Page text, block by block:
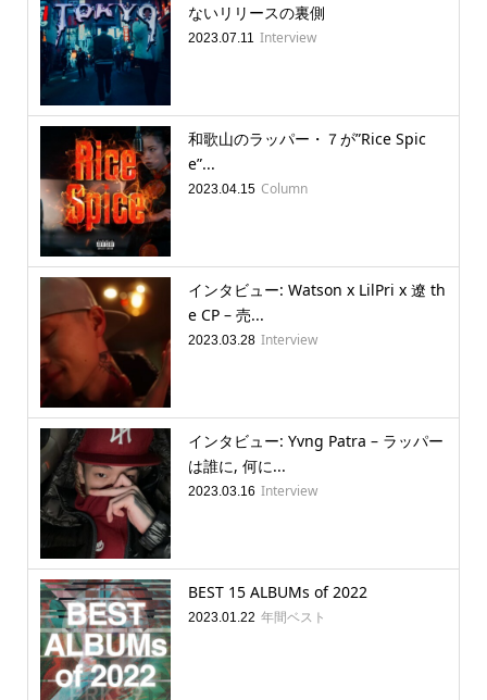
ないリリースの裏側
2023.07.11 Interview
和歌山のラッパー・７が”Rice Spic
e”...
2023.04.15 Column
インタビュー: Watson x LilPri x 遼 th
e CP – 売...
2023.03.28 Interview
インタビュー: Yvng Patra – ラッパー
は誰に, 何に...
2023.03.16 Interview
BEST 15 ALBUMs of 2022
2023.01.22 年間ベスト